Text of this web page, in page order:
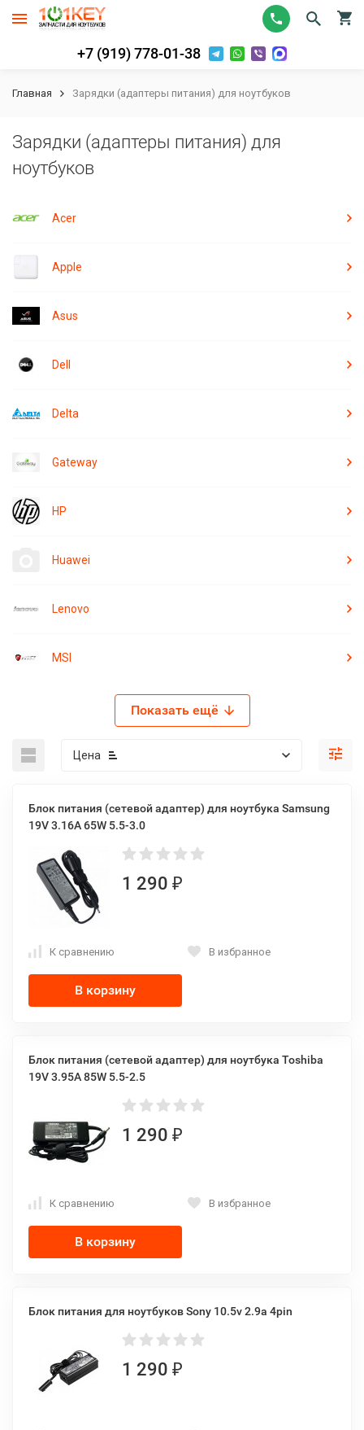
+7 (919) 778-01-38
Главная Зарядки (адаптеры питания) для ноутбуков
Зарядки (адаптеры питания) для
ноутбуков
Acer
Apple
Asus
Dell
Delta
Gateway
HP
Huawei
Lenovo
MSI
Показать ещё
Цена
Блок питания (сетевой адаптер) для ноутбука Samsung
19V 3.16A 65W 5.5-3.0
1 290 ₽
К сравнению В избранное
В корзину
Блок питания (сетевой адаптер) для ноутбука Toshiba
19V 3.95A 85W 5.5-2.5
1 290 ₽
К сравнению В избранное
В корзину
Блок питания для ноутбуков Sony 10.5v 2.9a 4pin
1 290 ₽